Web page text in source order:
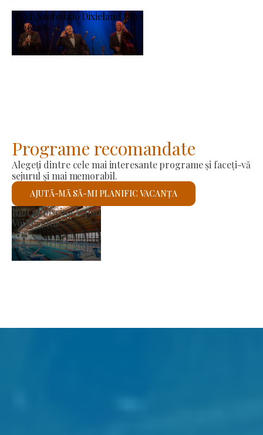
XXXI. Szoboszló Dixieland Days
2026-08-21
-
2026-08-23
Programe recomandate
Alegeți dintre cele mai interesante programe și faceți-vă
sejurul și mai memorabil.
AJUTĂ-MĂ SĂ-MI PLANIFIC VACANȚA
Piața producătorilor
Voi verifica